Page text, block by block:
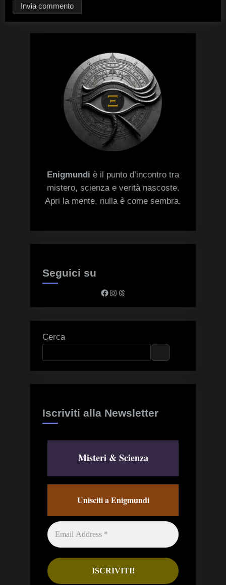
Enigmundi è il punto d’incontro tra
mistero, scienza e verità nascoste.
Apri la mente, nulla è come sembra.
Seguici su
Facebook
Instagram
Threads
Cerca
Iscriviti alla Newsletter
Misteri & Scienza
Unisciti a Enigmundi